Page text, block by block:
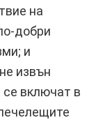
на
добри
и
извън
се включат в